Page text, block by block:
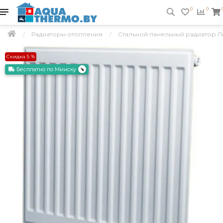
0 0
Радиаторы отопления Стальной панельный радиатор
Скидка 5 %
Бесплатно по Минску